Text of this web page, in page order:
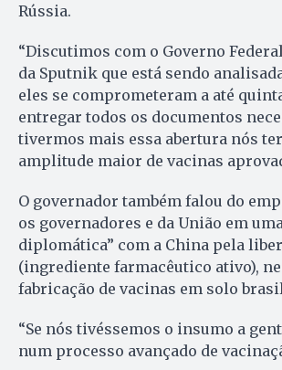
Rússia.
“Discutimos com o Governo
da Sputnik que está sendo
eles se comprometeram a até
entregar todos os documentos
tivermos mais essa abertura nós
amplitude maior de vacinas
O governador também falou do
os governadores e da União em
diplomática” com a China pela
(ingrediente farmacêutico ativo),
fabricação de vacinas em solo
“Se nós tivéssemos o insumo a
num processo avançado de